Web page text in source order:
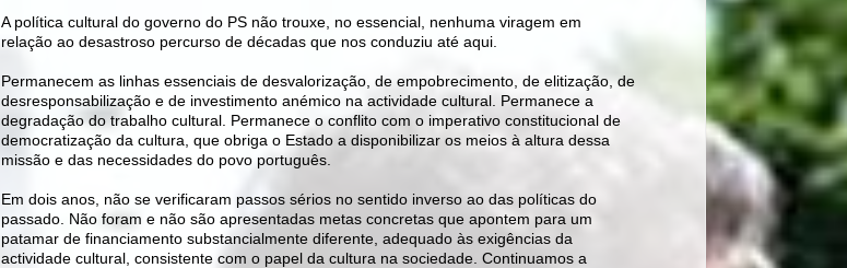
A política cultural do governo do PS não trouxe, no essencial, nenhuma viragem em
relação ao desastroso percurso de décadas que nos conduziu até aqui.
Permanecem as linhas essenciais de desvalorização, de empobrecimento, de elitização, de
desresponsabilização e de investimento anémico na actividade cultural. Permanece a
degradação do trabalho cultural. Permanece o conflito com o imperativo constitucional de
democratização da cultura, que obriga o Estado a disponibilizar os meios à altura dessa
missão e das necessidades do povo português.
Em dois anos, não se verificaram passos sérios no sentido inverso ao das políticas do
passado. Não foram e não são apresentadas metas concretas que apontem para um
patamar de financiamento substancialmente diferente, adequado às exigências da
actividade cultural, consistente com o papel da cultura na sociedade. Continuamos a